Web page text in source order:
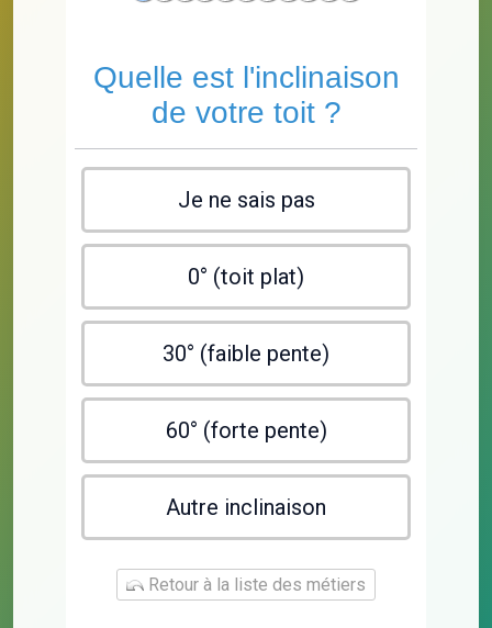
Quelle est l'inclinaison
de votre toit ?
Je ne sais pas
0° (toit plat)
30° (faible pente)
60° (forte pente)
Autre inclinaison
Retour à la liste des métiers